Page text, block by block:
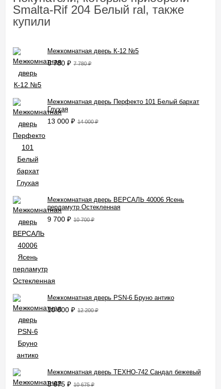
Smalta-Rif 204 Белый ral, также
купили
Межкомнатная дверь К-12 №5
6 780 ₽ 7 780₽
Межкомнатная дверь Перфекто 101 Белый бархат
Глухая
13 000 ₽ 14 000₽
Межкомнатная дверь ВЕРСАЛЬ 40006 Ясень
перламутр Остекленная
9 700 ₽ 10 700₽
Межкомнатная дверь PSN-6 Бруно антико
10 600 ₽ 12 200₽
Межкомнатная дверь ТЕХНО-742 Сандал бежевый
8 675 ₽ 10 675₽